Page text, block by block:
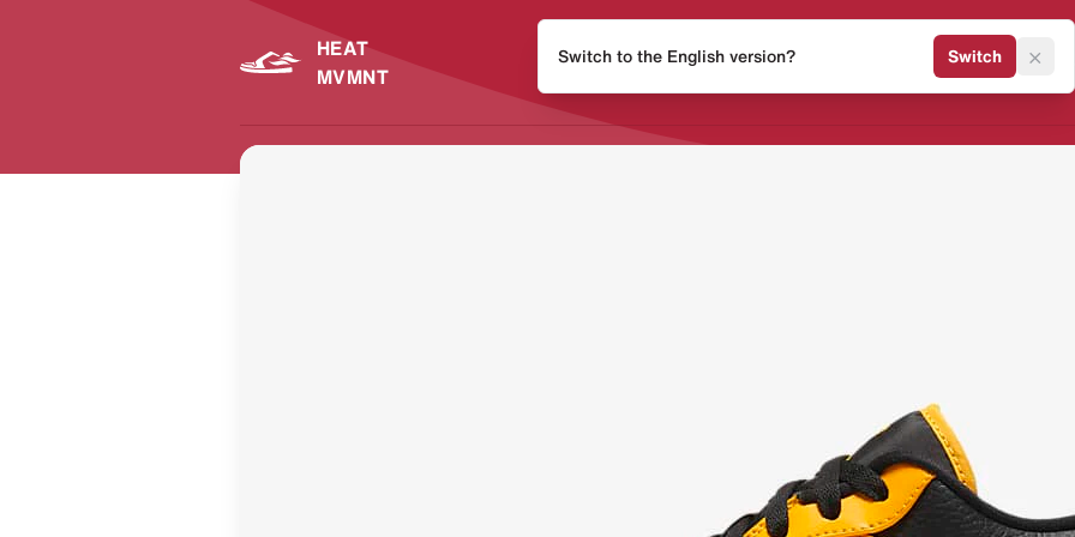
HEAT
MVMNT
Release Kalender Sneaker
Switch to the English version? Switch ×